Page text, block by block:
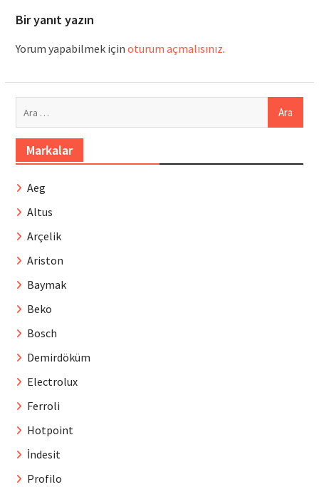
Bir yanıt yazın
Yorum yapabilmek için oturum açmalısınız.
Markalar
Aeg
Altus
Arçelik
Ariston
Baymak
Beko
Bosch
Demirdöküm
Electrolux
Ferroli
Hotpoint
İndesit
Profilo